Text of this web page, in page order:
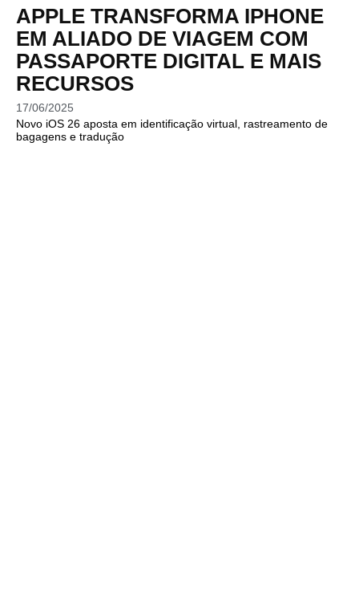
APPLE TRANSFORMA IPHONE
EM ALIADO DE VIAGEM COM
PASSAPORTE DIGITAL E MAIS
RECURSOS
17/06/2025
Novo iOS 26 aposta em identificação virtual, rastreamento de
bagagens e tradução